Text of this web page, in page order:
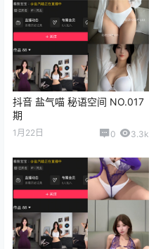
抖音 盐气喵 秘语空间 NO.017
期
1月22日 0 3.3k